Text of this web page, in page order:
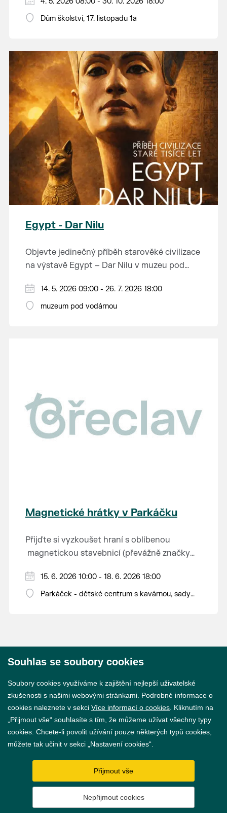
vlastní příběh... o radosti, vidění, objevování
světa kolem.
nápaditost, nadšení, rodičům za jejich
inspirují a překvapí svou upřímností.
Dům školství, 17. listopadu 1a
Egypt - Dar Nilu
Objevte jedinečný příběh starověké civilizace
na výstavě Egypt – Dar Nilu v muzeu pod
Výstava představuje umění starého Egypta,
autentickou hrobku se sarkofágem i
14. 5. 2026 09:00 - 26. 7. 2026 18:00
muzeum pod vodárnou
Magnetické hrátky v Parkáčku
Přijďte si vyzkoušet hraní s oblíbenou
magnetickou stavebnicí (převážně značky
Můžete vyzkoušet i super vychytávku spolu s
LED panelem nebo chytání magnetických
15. 6. 2026 10:00 - 18. 6. 2026 18:00
Parkáček - dětské centrum s kavárnou, sady
GDPR
Nastavení cookies
Souhlas se soubory cookies
Soubory cookies využíváme k zajištění nejlepší uživatelské
zkušenosti s našimi webovými stránkami. Podrobné informace o
cookies naleznete v sekci Více informací o cookies . Kliknutím na
„Přijmout vše“ souhlasíte s tím, že můžeme užívat všechny typy
cookies. Chcete-li povolit užívání pouze některých typů cookies,
můžete tak učinit v sekci „Nastavení cookies“.
Přijmout vše
Nepřijmout cookies